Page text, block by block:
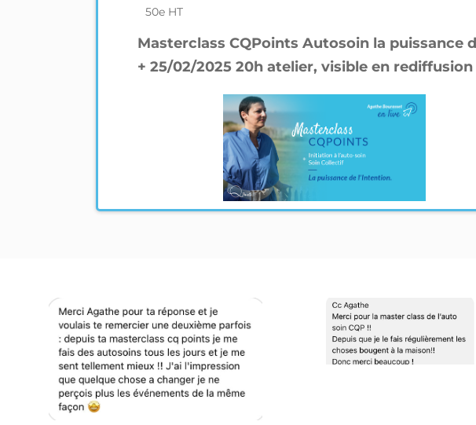
50e HT
Masterclass CQPoints Autosoin la puissance
+ 25/02/2025 20h atelier, visible en rediffusion